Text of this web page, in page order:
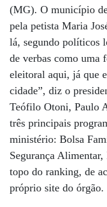
(MG). O município
pela petista Maria
lá, segundo políticos
de verbas como uma
eleitoral aqui, já que
cidade”, diz o
Teófilo Otoni, Paulo
três principais
ministério: Bolsa
Segurança
topo do ranking, de
próprio site do órgão.